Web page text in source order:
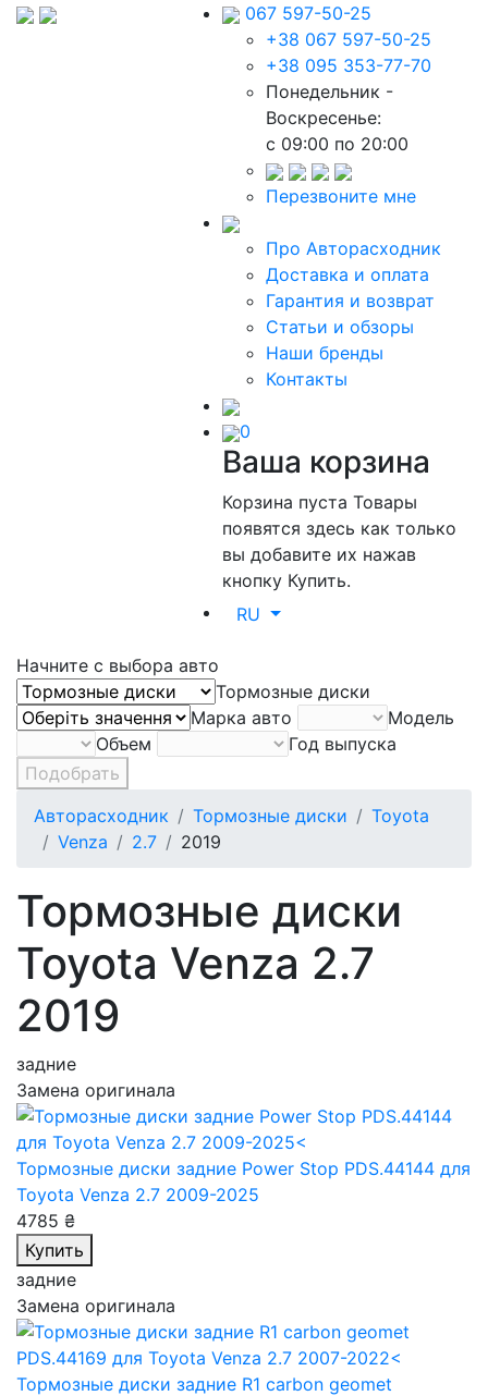
067 597-50-25
+38 067 597-50-25
+38 095 353-77-70
Понедельник -
Воскресенье:
c 09:00 по 20:00
Перезвоните мне
Про Авторасходник
Доставка и оплата
Гарантия и возврат
Статьи и обзоры
Наши бренды
Контакты
0
Ваша корзина
Корзина пустаТовары
появятся здесь как только
вы добавите их нажав
кнопку Купить.
RU
Начните с выбора авто
Тормозные диски
Марка авто
Модель
Объем
Год выпуска
Подобрать
Авторасходник
Тормозные диски
Toyota
Venza
2.7 2019
Тормозные диски
Toyota Venza 2.7
2019
задние
Замена оригинала
Тормозные диски задние Power Stop PDS.44144 для
Toyota Venza 2.7 2009-2025
4785 ₴
Купить
задние
Замена оригинала
Тормозные диски задние R1 carbon geomet